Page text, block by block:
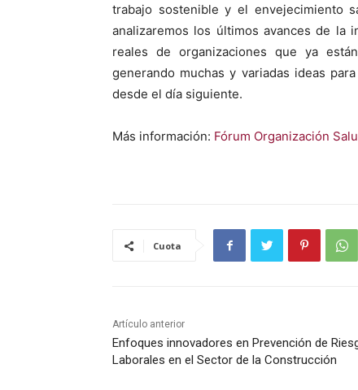
tra­ba­jo sostenible y el enve­jec­imien­to
analizare­mos los últi­mos avances de la
reales de orga­ni­za­ciones que ya
generan­do muchas y vari­adas ideas
des­de el día sigu­iente.
Más infor­ma­ción: Fórum Orga­ni­zación
Cuota
Artículo anterior
Enfoques innovadores en Prevención de
Laborales en el Sector de la Construcción